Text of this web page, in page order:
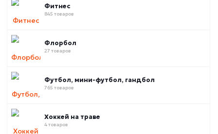
Фитнес
845 товаров
Флорбол
27 товаров
Футбол, мини-футбол, гандбол
765 товаров
Хоккей на траве
4 товаров